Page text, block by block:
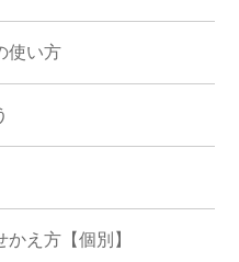
使い方
え方【個別】